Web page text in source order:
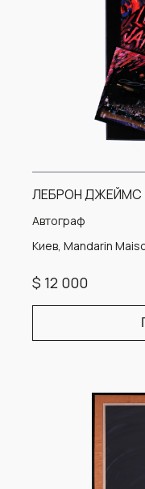
ЛЕБРОН ДЖЕЙМС
Автограф
Киев, Mandarin
$ 12 000